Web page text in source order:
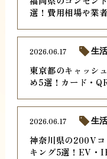
選！費用相場や業
東京都のキャッシ
め5選！カード・
2026.06.17 生
神奈川県の200Vコ
キング5選！EV・
2026.06.17 生